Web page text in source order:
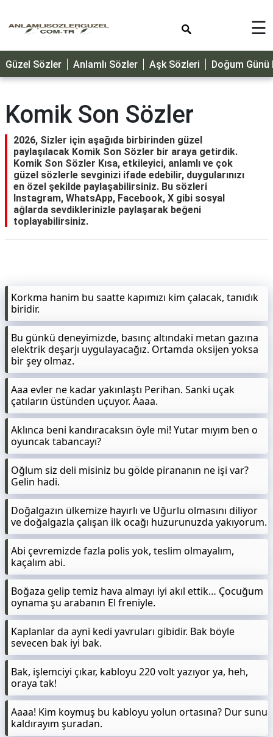
GÜZEL
SÖZLER
DOĞUM
GÜNÜ
MESAJLARI
ÖZEL
GÜNLER
DİNİ
SÖZLER
☰
Güzel Sözler Anlamlı Sözler Aşk Sözleri Doğum Günü
Komik Son Sözler
2026, Sizler için aşağıda birbirinden güzel
paylaşılacak Komik Son Sözler bir araya getirdik.
Komik Son Sözler Kısa, etkileyici, anlamlı ve çok
güzel sözlerle sevginizi ifade edebilir, duygularınızı
en özel şekilde paylaşabilirsiniz. Bu sözleri
Instagram, WhatsApp, Facebook, X gibi sosyal
ağlarda sevdiklerinizle paylaşarak beğeni
toplayabilirsiniz.
Korkma hanim bu saatte kapımızı kim çalacak, tanıdık
biridir.
Bu günkü deneyimizde, basınç altındaki metan gazına
elektrik deşarjı uygulayacağız. Ortamda oksijen yoksa
bir şey olmaz.
Aaa evler ne kadar yakınlaştı Perihan. Sanki uçak
çatıların üstünden uçuyor. Aaaa.
Aklınca beni kandıracaksın öyle mi! Yutar mıyım ben o
oyuncak tabancayı?
Oğlum siz deli misiniz bu gölde pirananın ne işi var?
Gelin hadi.
Doğalgazın ülkemize hayırlı ve Uğurlu olmasını diliyor
ve doğalgazla çalışan ilk ocağı huzurunuzda yakıyorum.
Abi çevremizde fazla polis yok, teslim olmayalım,
kaçalım abi.
Boğaza gelip temiz hava almayı iyi akıl ettik… Çocuğum
oynama şu arabanın El freniyle.
Kaplanlar da ayni kedi yavruları gibidir. Bak böyle
sevecen bak iyi bak.
Bak, işlemciyi çıkar, kabloyu 220 volt yazıyor ya, heh,
oraya tak!
Aaaa! Kim koymuş bu kabloyu yolun ortasına? Dur sunu
kaldırayım şuradan.